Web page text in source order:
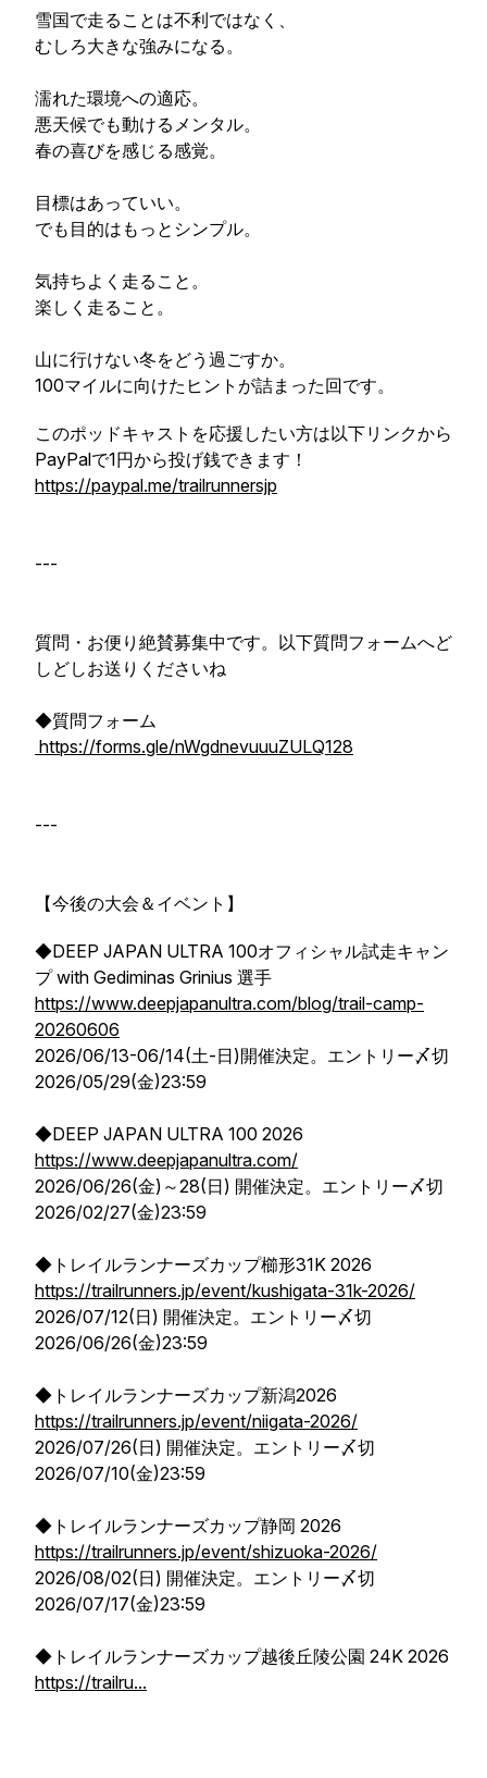
雪国で走ることは不利ではなく、
むしろ大きな強みになる。
濡れた環境への適応。
悪天候でも動けるメンタル。
春の喜びを感じる感覚。
目標はあっていい。
でも目的はもっとシンプル。
気持ちよく走ること。
楽しく走ること。
山に行けない冬をどう過ごすか。
100マイルに向けたヒントが詰まった回です。
このポッドキャストを応援したい方は以下リンクから
PayPalで1円から投げ銭できます！
https://paypal.me/trailrunnersjp
---
質問・お便り絶賛募集中です。以下質問フォームへど
しどしお送りくださいね
◆質問フォーム
https://forms.gle/nWgdnevuuuZULQ128
---
【今後の大会＆イベント】
◆DEEP JAPAN ULTRA 100オフィシャル試走キャン
プ with Gediminas Grinius 選手
https://www.deepjapanultra.com/blog/trail-camp-
20260606
2026/06/13-06/14(土-日)開催決定。エントリー〆切
2026/05/29(金)23:59
◆DEEP JAPAN ULTRA 100 2026
https://www.deepjapanultra.com/
2026/06/26(金)～28(日) 開催決定。エントリー〆切
2026/02/27(金)23:59
◆トレイルランナーズカップ櫛形31K 2026
https://trailrunners.jp/event/kushigata-31k-2026/
2026/07/12(日) 開催決定。エントリー〆切
2026/06/26(金)23:59
◆トレイルランナーズカップ新潟2026
https://trailrunners.jp/event/niigata-2026/
2026/07/26(日) 開催決定。エントリー〆切
2026/07/10(金)23:59
◆トレイルランナーズカップ静岡 2026
https://trailrunners.jp/event/shizuoka-2026/
2026/08/02(日) 開催決定。エントリー〆切
2026/07/17(金)23:59
◆トレイルランナーズカップ越後丘陵公園 24K 2026
https://trailru...